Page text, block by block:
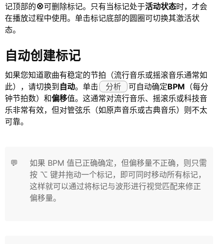
记顶部的⊗可删除标记。只有当标记处于活动状态时，才会
在播放过程中使用。单击标记底部的圆圈可切换其激活状
态。
自动创建标记
如果您知道歌曲有稳定的节拍（流行音乐或摇滚音乐通常如
此），请切换到 自动。单击 分析 可自动确定BPM （每分
钟节拍数）和偏移值。这通常对流行音乐、摇滚乐或科技音
乐非常有效，但对管弦乐（如原声音乐或古典音乐）则不太
可靠。
💬
如果 BPM 值已正确确定，但偏移量不正确，则只需
按 ⌥ 键并拖动一个标记，即可同时移动所有标记，
这样就可以通过将标记与波形进行视觉匹配来修正
偏移量。